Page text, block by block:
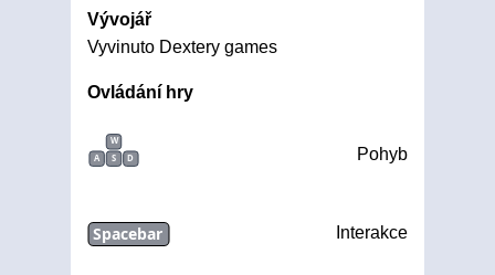
Vývojář
Vyvinuto Dextery games
Ovládání hry
W
A
S D Pohyb
Spacebar Interakce